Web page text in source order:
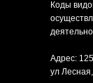
Коды
Адрес:
ул